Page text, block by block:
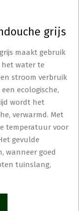
grijs
maakt gebruik
het water te
stroom verbruik
ecologische,
wordt het
verwarmd. Met
temperatuur voor
gevulde
wanneer goed
tuinslang,